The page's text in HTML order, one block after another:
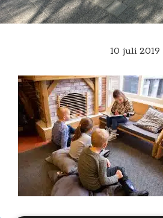
10 juli 2019